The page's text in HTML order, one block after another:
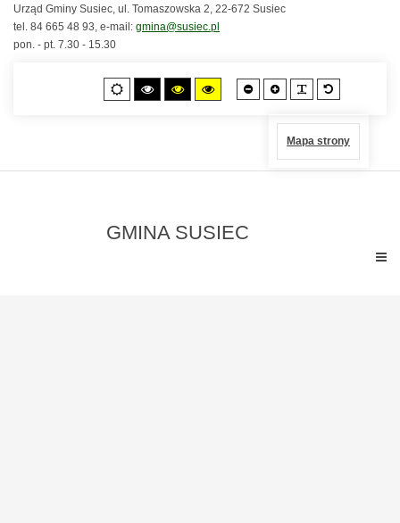
Urząd Gminy Susiec, ul. Tomaszowska 2, 22-672 Susiec
tel. 84 665 48 93, e-mail: gmina@susiec.pl
pon. - pt. 7.30 - 15.30
Tryb
domyślny
Wysoki
kontrast
Wysoki
kontrast
Wysoki
kontrast
Czcionka
mniejsza
Czcionka
większa
Czcionka
Mapa strony
GMINA SUSIEC